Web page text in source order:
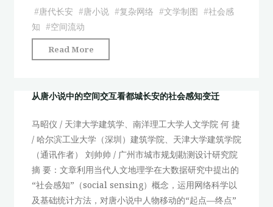
#唐代长安 #唐小说 #复杂网络 #文学制图 #社会感
知 #空间流动
Read More
唐
说
的
空
间
交
互
看
从唐小说中的空间交互看都城长安的社会感知变迁
马昭仪 / 天津大学建筑学、南洋理工大学人文学院 何 捷
/ 哈尔滨工业大学（深圳）建筑学院、天津大学建筑学院
（通讯作者） 刘帅帅 / 广州市城市规划勘测设计研究院
摘 要：文章利用当代人文地理学在大数据研究中提出的
“社会感知”（social sensing）概念，运用网络科学以
及基础统计方法，对唐小说中人物移动的“起点—终点”